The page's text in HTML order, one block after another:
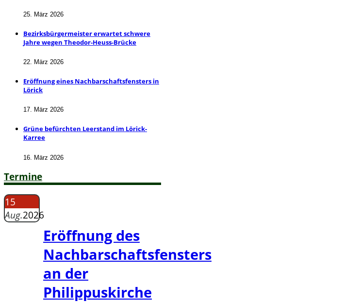
25. März 2026
Bezirksbürgermeister erwartet schwere
Jahre wegen Theodor-Heuss-Brücke
22. März 2026
Eröffnung eines Nachbarschaftsfensters in
Lörick
17. März 2026
Grüne befürchten Leerstand im Lörick-
Karree
16. März 2026
Termine
15
Aug.2026
Eröffnung des
Nachbarschaftsfensters
an der
Philippuskirche